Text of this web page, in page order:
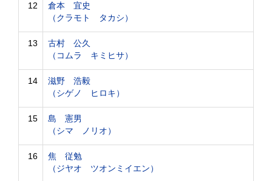
12
倉本 宜史
（クラモト タカシ）
13
古村 公久
（コムラ キミヒサ）
14
滋野 浩毅
（シゲノ ヒロキ）
15
島 憲男
（シマ ノリオ）
16
焦 従勉
（ジヤオ ツオンミイエン）